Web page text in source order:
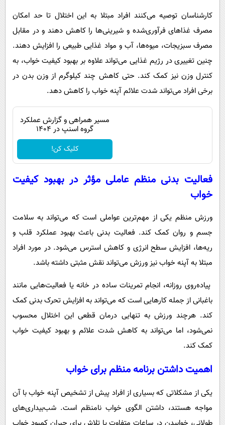
کارشناسان توصیه می‌کنند افراد مبتلا به این اختلال تا حد امکان
مصرف غذاهای فرآوری‌شده و شیرینی‌ها را کاهش دهند و در مقابل
مصرف سبزیجات، میوه‌ها، آب و مواد غذایی طبیعی را افزایش دهند.
چنین تغییری در رژیم غذایی می‌تواند علاوه بر بهبود کیفیت خواب، به
کنترل وزن نیز کمک کند. حتی کاهش چند کیلوگرم از وزن بدن در
برخی افراد می‌تواند شدت علائم آپنه خواب را کاهش دهد.
مسیر همراهی و گزارش عملکرد
گروه اسنپ در ۱۴۰۴
کلیک کن!
فعالیت بدنی منظم عاملی مؤثر در بهبود کیفیت
خواب
ورزش منظم یکی از مهم‌ترین عواملی است که می‌تواند به سلامت
جسم و روان کمک کند. فعالیت بدنی باعث بهبود عملکرد قلب و
ریه‌ها، افزایش سطح انرژی و کاهش استرس می‌شود. در مورد افراد
مبتلا به آپنه خواب نیز ورزش می‌تواند نقش مثبتی داشته باشد.
پیاده‌روی روزانه، انجام تمرینات ساده در خانه یا فعالیت‌هایی مانند
باغبانی از جمله کارهایی است که می‌تواند به افزایش تحرک بدنی کمک
کند. هرچند ورزش به تنهایی درمان قطعی این اختلال محسوب
نمی‌شود، اما می‌تواند به کاهش شدت علائم و بهبود کیفیت خواب
کمک کند.
اهمیت داشتن برنامه منظم برای خواب
یکی از مشکلاتی که بسیاری از افراد پیش از تشخیص آپنه خواب با آن
مواجه هستند، داشتن الگوی خواب نامنظم است. شب‌بیداری‌های